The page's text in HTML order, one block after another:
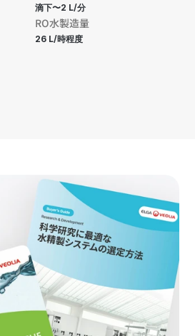
滴下〜2 L/分
RO水製造量
26 L/時程度